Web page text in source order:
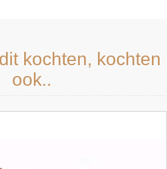
kochten, kochten
ook..